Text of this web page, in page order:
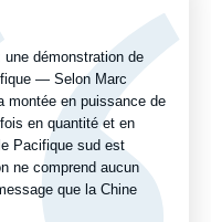
démonstration de
— Selon Marc
montée en puissance de
en quantité et en
Pacifique sud est
ne comprend aucun
que la Chine